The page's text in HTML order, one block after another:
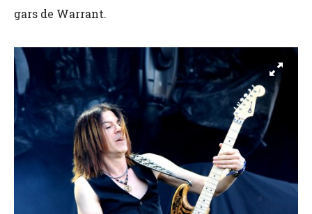
gars de Warrant.